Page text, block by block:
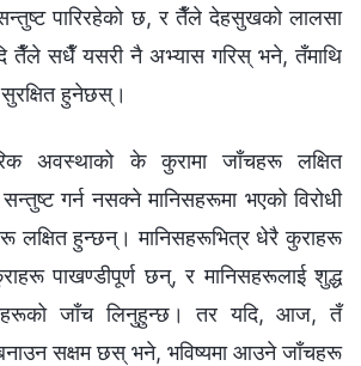
पारिरहेको छ, र तैँले देहसुखको लालसा
तैँले सधैँ यसरी नै अभ्यास गरिस् भने, तँमाथि
हुनेछस्।
अवस्थाको के कुरामा जाँचहरू लक्षित
गर्न नसक्ने मानिसहरूमा भएको विरोधी
लक्षित हुन्छन्। मानिसहरूभित्र धेरै कुराहरू
पाखण्डीपूर्ण छन्, र मानिसहरूलाई शुद्ध
जाँच लिनुहुन्छ। तर यदि, आज, तँ
सक्षम छस् भने, भविष्यमा आउने जाँचहरू